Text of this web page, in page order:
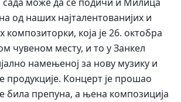
од наших најталентованијих и
композиторки, која је 26. октобра
чувеном месту, и то у Занкел
намењеној за нову музику и
продукције. Концерт је прошао
била препуна, а њена композиција